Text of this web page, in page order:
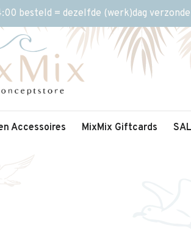
besteld = dezelfde (werk)dag
Accessoires MixMix Giftcards